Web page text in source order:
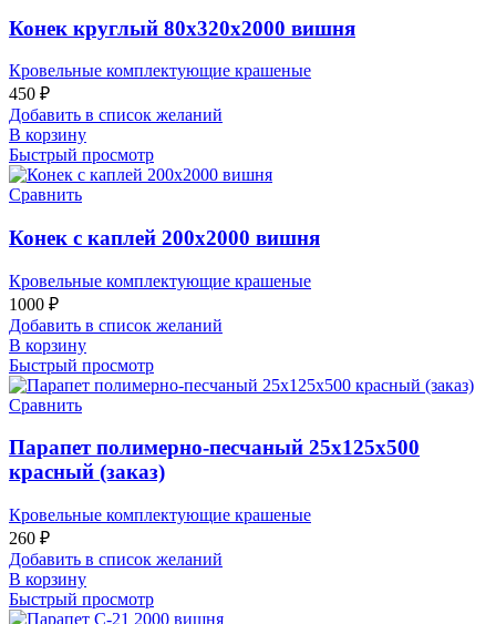
Конек круглый 80х320х2000 вишня
Кровельные комплектующие крашеные
450 ₽
Добавить в список желаний
В корзину
Быстрый просмотр
Сравнить
Конек с каплей 200х2000 вишня
Кровельные комплектующие крашеные
1000 ₽
Добавить в список желаний
В корзину
Быстрый просмотр
Сравнить
Парапет полимерно-песчаный 25х125х500
красный (заказ)
Кровельные комплектующие крашеные
260 ₽
Добавить в список желаний
В корзину
Быстрый просмотр